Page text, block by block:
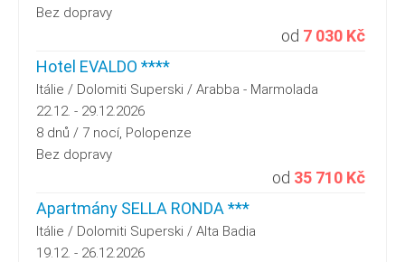
Bez dopravy
od 7 030 Kč
Hotel EVALDO ****
Itálie / Dolomiti Superski / Arabba - Marmolada
22.12. - 29.12.2026
8 dnů / 7 nocí, Polopenze
Bez dopravy
od 35 710 Kč
Apartmány SELLA RONDA ***
Itálie / Dolomiti Superski / Alta Badia
19.12. - 26.12.2026